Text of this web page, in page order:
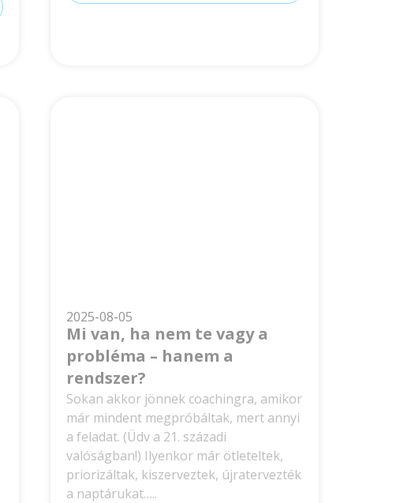
2025-08-05
Mi van, ha nem te vagy a
probléma – hanem a
rendszer?
Sokan akkor jönnek coachingra, amikor
már mindent megpróbáltak, mert annyi
a feladat. (Üdv a 21. századi
valóságban!) Ilyenkor már ötleteltek,
priorizáltak, kiszerveztek, újratervezték
a naptárukat…..